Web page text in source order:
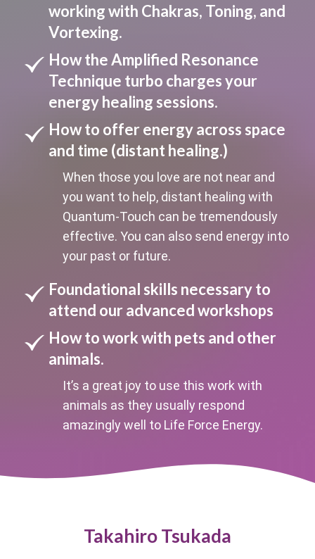
working with Chakras, Toning, and
Vortexing.
How the Amplified Resonance
Technique turbo charges your
energy healing sessions.
How to offer energy across space
and time (distant healing.)
When those you love are not near and
you want to help, distant healing with
Quantum-Touch can be tremendously
effective. You can also send energy into
your past or future.
Foundational skills necessary to
attend our advanced workshops
How to work with pets and other
animals.
It’s a great joy to use this work with
animals as they usually respond
amazingly well to Life Force Energy.
Takahiro Tsukada